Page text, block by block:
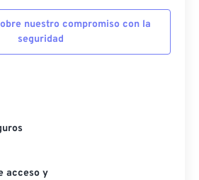
nuestro compromiso con la
seguridad
acceso y